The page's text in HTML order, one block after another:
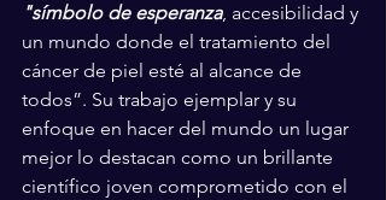
"símbolo de esperanza, accesibilidad y
un mundo donde el tratamiento del
cáncer de piel esté al alcance de
todos”. Su trabajo ejemplar y su
enfoque en hacer del mundo un lugar
mejor lo destacan como un brillante
científico joven comprometido con el